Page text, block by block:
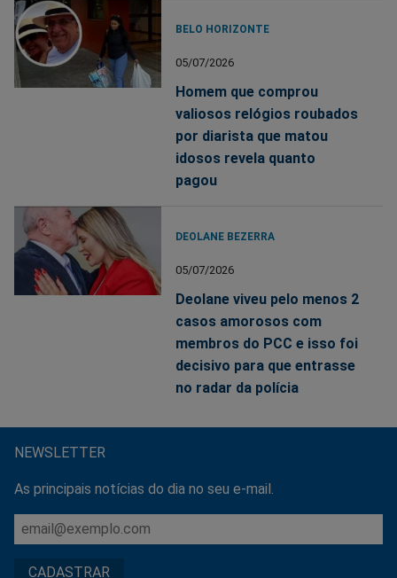
BELO HORIZONTE
05/07/2026
Homem que comprou
valiosos relógios roubados
por diarista que matou
idosos revela quanto
pagou
DEOLANE BEZERRA
05/07/2026
Deolane viveu pelo menos 2
casos amorosos com
membros do PCC e isso foi
decisivo para que entrasse
no radar da polícia
NEWSLETTER
As principais notícias do dia no seu e-mail.